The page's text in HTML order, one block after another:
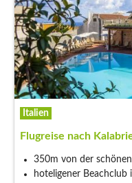
Italien
Flugreise nach
350m von der
hoteligener